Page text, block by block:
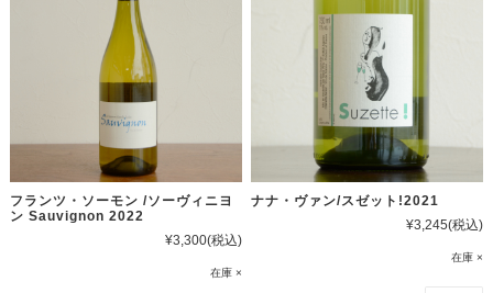
フランツ・ソーモン /ソーヴィニヨ
ン Sauvignon 2022
¥3,300(税込)
在庫 ×
ナナ・ヴァン/スゼット!2021
¥3,245(税込)
在庫 ×